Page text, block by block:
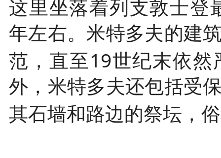
这里坐落着列支敦士登
年左右。米特多夫的建
范，直至19世纪末依然
外，米特多夫还包括受
其石墙和路边的祭坛，